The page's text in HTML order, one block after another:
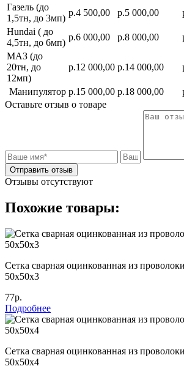
Газель (до
1,5тн, до 3мп)
р.4 500,00 р.5 000,00
Hundai ( до
4,5тн, до 6мп)
р.6 000,00 р.8 000,00
МАЗ (до
20тн, до
12мп)
р.12 000,00 р.14 000,00
Манипулятор р.15 000,00 р.18 000,00
Оставьте отзыв о товаре
Отправить отзыв
Отзывы отсутствуют
Похожие товары:
Сетка сварная оцинкованная из
50х50х3
77р.
Подробнее
Сетка сварная оцинкованная из
50х50х4